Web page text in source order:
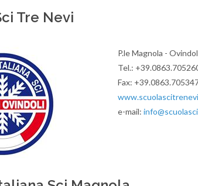
Tre Nevi
P.le Magnola -
Tel.:
Fax:
e-mail: